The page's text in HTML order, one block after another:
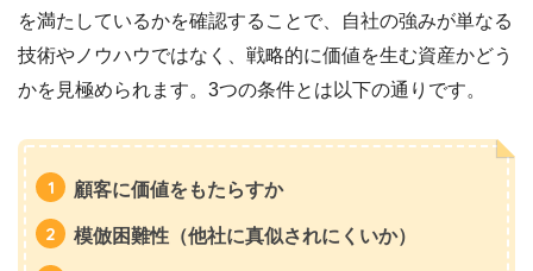
を満たしているかを確認することで、自社の強みが単なる
技術やノウハウではなく、戦略的に価値を生む資産かどう
かを見極められます。3つの条件とは以下の通りです。
顧客に価値をもたらすか
模倣困難性（他社に真似されにくいか）